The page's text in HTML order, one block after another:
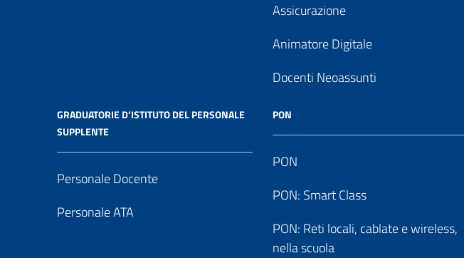
Assicurazione
Animatore Digitale
Docenti Neoassunti
GRADUATORIE D’ISTITUTO DEL PERSONALE
SUPPLENTE
Personale Docente
Personale ATA
PON
PON
PON: Smart Class
PON: Reti locali, cablate e wireless,
nella scuola